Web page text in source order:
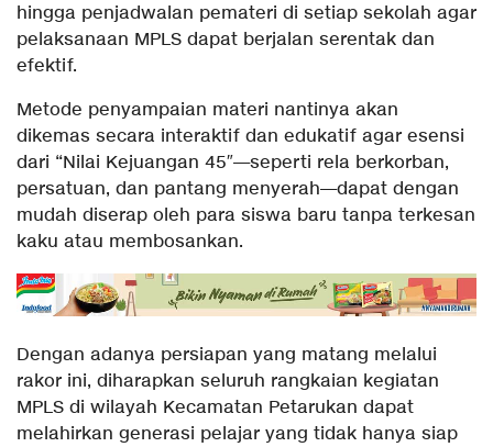
hingga penjadwalan pemateri di setiap sekolah agar
pelaksanaan MPLS dapat berjalan serentak dan
efektif.
Metode penyampaian materi nantinya akan
dikemas secara interaktif dan edukatif agar esensi
dari “Nilai Kejuangan 45″—seperti rela berkorban,
persatuan, dan pantang menyerah—dapat dengan
mudah diserap oleh para siswa baru tanpa terkesan
kaku atau membosankan.
Dengan adanya persiapan yang matang melalui
rakor ini, diharapkan seluruh rangkaian kegiatan
MPLS di wilayah Kecamatan Petarukan dapat
melahirkan generasi pelajar yang tidak hanya siap